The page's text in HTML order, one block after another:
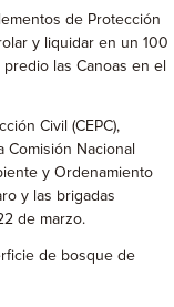
de Protección
y liquidar en un 100
las Canoas en el
Civil (CEPC),
Comisión Nacional
y Ordenamiento
y las brigadas
de marzo.
de bosque de